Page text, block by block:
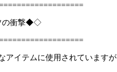
の衝撃◆◇
アイテムに使用されていますが